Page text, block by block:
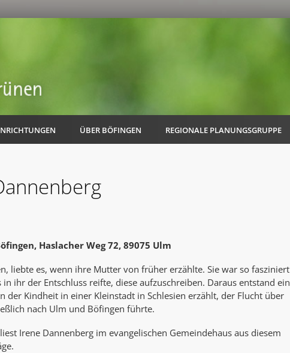
ÜBER BÖFINGEN REGIONALE PLANUNGSGRUPPE
AK Internet
AK Unterwegs in Böfingen
Haslacher Weg 72, 89075 Ulm
liebte es, wenn ihre Mutter von früher erzählte. Sie war so fasziniert
ihr der Entschluss reifte, diese aufzuschreiben. Daraus entstand ein
der Kindheit in einer Kleinstadt in Schlesien erzählt, der Flucht über
nach Ulm und Böfingen führte.
Irene Dannenberg im evangelischen Gemeindehaus aus diesem